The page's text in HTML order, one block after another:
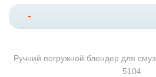
-
Ручний погружной блендер для
5104